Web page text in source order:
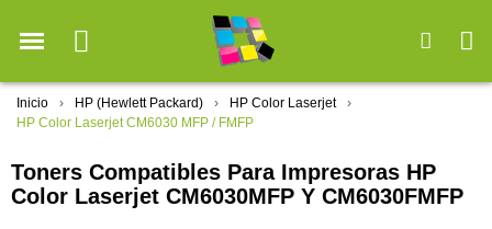
Inicio HP (Hewlett Packard)
HP Color Laserjet
HP Color Laserjet CM6030 MFP / FMFP
Toners Compatibles Para Impresoras HP
Color Laserjet CM6030MFP Y CM6030FMFP